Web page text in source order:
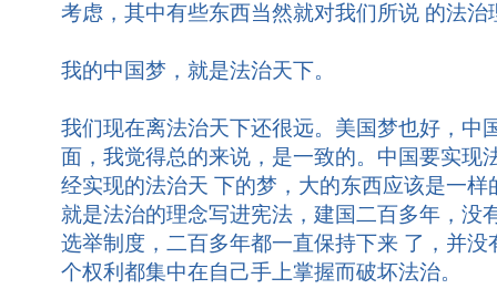
考虑，其中有些东西当然就对我们所说 的法治
我的中国梦，就是法治天下。
我们现在离法治天下还很远。美国梦也好，中
面，我觉得总的来说，是一致的。中国要实现
经实现的法治天 下的梦，大的东西应该是一
就是法治的理念写进宪法，建国二百多年，没
选举制度，二百多年都一直保持下来 了，并
个权利都集中在自己手上掌握而破坏法治。